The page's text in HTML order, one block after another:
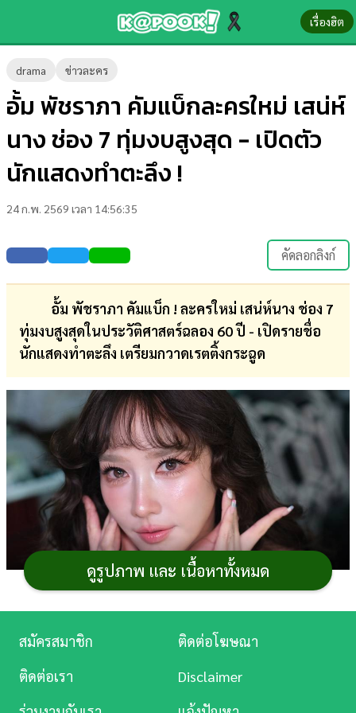
เรื่องฮิต
drama ข่าวละคร
อั้ม พัชราภา คัมแบ็กละครใหม่ เสน่ห์
นาง ช่อง 7 ทุ่มงบสูงสุด - เปิดตัว
นักแสดงทำตะลึง !
24 ก.พ. 2569 เวลา 14:56:35
คัดลอกลิงก์
อั้ม พัชราภา คัมแบ็ก ! ละครใหม่ เสน่ห์นาง ช่อง 7
ทุ่มงบสูงสุดในประวัติศาสตร์ฉลอง 60 ปี - เปิดรายชื่อ
นักแสดงทำตะลึง เตรียมกวาดเรตติ้งกระฉูด
ดูรูปภาพ และ เนื้อหาทั้งหมด
ข่าว-
ความ
รู้
บันเทิง
ตรวจ
หวย
บอล
สด
การ
ศึกษา
บันเทิง
หนัง
สมัครสมาชิก
ติดต่อโฆษณา
ติดต่อเรา
Disclaimer